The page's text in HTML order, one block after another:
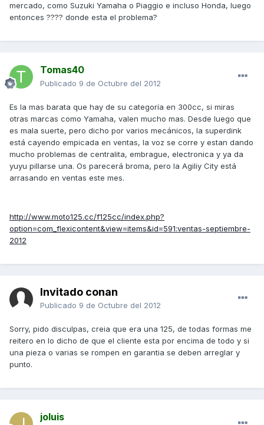
mercado, como Suzuki Yamaha o Piaggio e incluso Honda, luego
entonces ???? donde esta el problema?
Tomas40
Publicado 9 de Octubre del 2012
Es la mas barata que hay de su categoría en 300cc, si miras
otras marcas como Yamaha, valen mucho mas. Desde luego que
es mala suerte, pero dicho por varios mecánicos, la superdink
está cayendo empicada en ventas, la voz se corre y estan dando
mucho problemas de centralita, embrague, electronica y ya da
yuyu pillarse una. Os parecerá broma, pero la Agiliy City está
arrasando en ventas este mes.
http://www.moto125.cc/f125cc/index.php?
option=com_flexicontent&view=items&id=591:ventas-septiembre-
2012
Invitado conan
Publicado 9 de Octubre del 2012
Sorry, pido disculpas, creia que era una 125, de todas formas me
reitero en lo dicho de que el cliente esta por encima de todo y si
una pieza o varias se rompen en garantia se deben arreglar y
punto.
joluis